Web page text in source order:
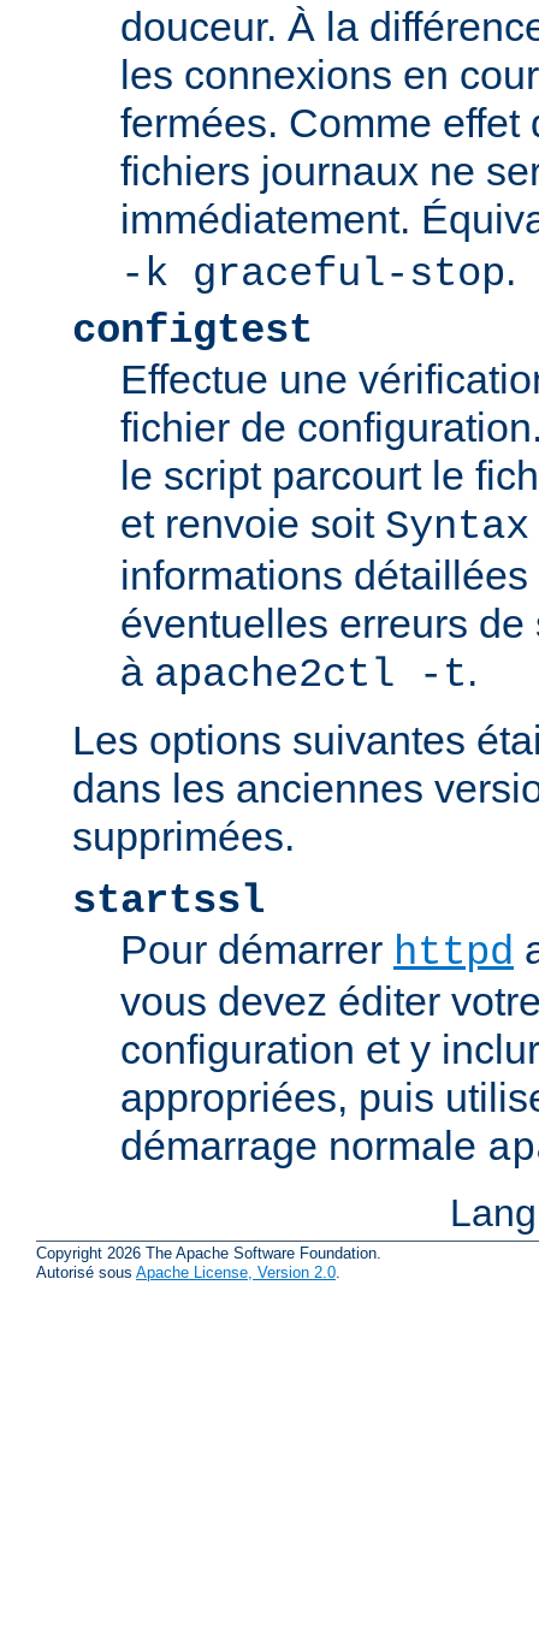
douceur. À la
les connexions en
fermées. Comme
fichiers journaux ne
immédiatement.
-k graceful-stop.
configtest
Effectue une
fichier de
le script parcourt le
et renvoie soit Syntax
informations
éventuelles erreurs
à apache2ctl -t.
Les options suivantes
dans les anciennes
supprimées.
startssl
Pour démarrer httpd
vous devez éditer
configuration et y
appropriées, puis
démarrage normale
Copyright 2026 The Apache Software Foundation.
Autorisé sous Apache License, Version 2.0.